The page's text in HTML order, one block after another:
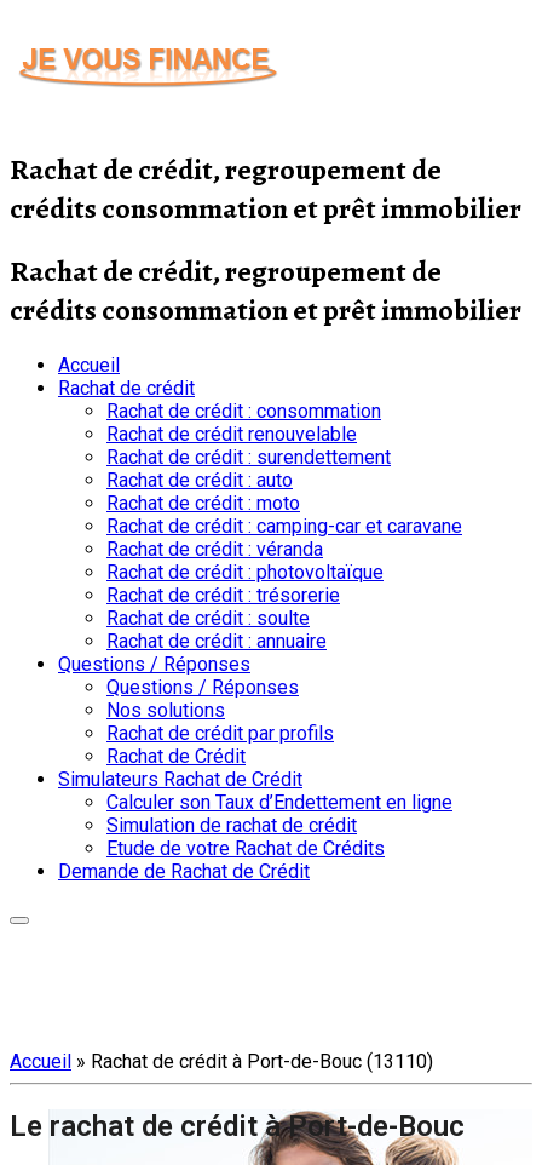
contenu
Rachat de crédit, regroupement de
crédits consommation et prêt immobilier
Rachat de crédit, regroupement de
crédits consommation et prêt immobilier
Accueil
Rachat de crédit
Rachat de crédit : consommation
Rachat de crédit renouvelable
Rachat de crédit : surendettement
Rachat de crédit : auto
Rachat de crédit : moto
Rachat de crédit : camping-car et caravane
Rachat de crédit : véranda
Rachat de crédit : photovoltaïque
Rachat de crédit : trésorerie
Rachat de crédit : soulte
Rachat de crédit : annuaire
Questions / Réponses
Questions / Réponses
Nos solutions
Rachat de crédit par profils
Rachat de Crédit
Simulateurs Rachat de Crédit
Calculer son Taux d’Endettement en ligne
Simulation de rachat de crédit
Etude de votre Rachat de Crédits
Demande de Rachat de Crédit
Accueil » Rachat de crédit à Port-de-Bouc (13110)
Le rachat de crédit à Port-de-Bouc